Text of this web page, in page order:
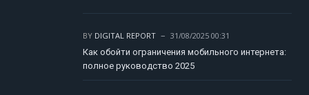
BY DIGITAL REPORT
31/08/2025 00:31
Как обойти ограничения мобильного интернета:
полное руководство 2025